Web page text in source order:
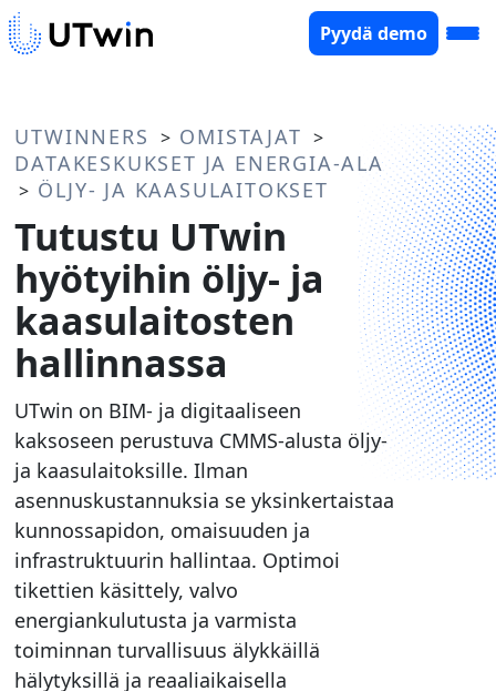
Pyydä demo
UTWINNERS > OMISTAJAT >
DATAKESKUKSET JA ENERGIA-ALA
> ÖLJY- JA KAASULAITOKSET
Tutustu UTwin
hyötyihin öljy- ja
kaasulaitosten
hallinnassa
UTwin on BIM- ja digitaaliseen
kaksoseen perustuva CMMS-alusta öljy-
ja kaasulaitoksille. Ilman
asennuskustannuksia se yksinkertaistaa
kunnossapidon, omaisuuden ja
infrastruktuurin hallintaa. Optimoi
tikettien käsittely, valvo
energiankulutusta ja varmista
toiminnan turvallisuus älykkäillä
hälytyksillä ja reaaliaikaisella